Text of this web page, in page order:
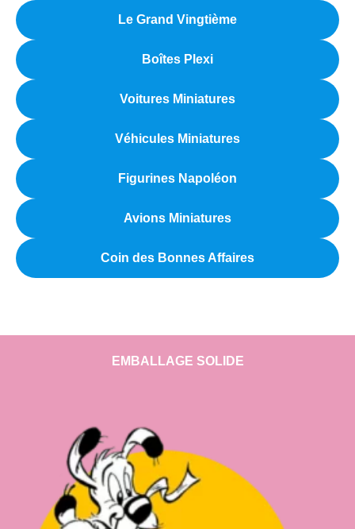
Le Grand Vingtième
Boîtes Plexi
Voitures Miniatures
Véhicules Miniatures
Figurines Napoléon
Avions Miniatures
Coin des Bonnes Affaires
EMBALLAGE SOLIDE